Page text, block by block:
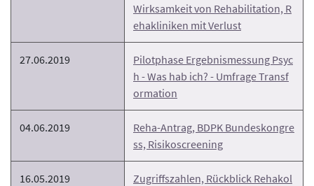
Wirksamkeit von Rehabilitation, R
ehakliniken mit Verlust
27.06.2019
Pilotphase Ergebnismessung Psyc
h - Was hab ich? - Umfrage Transf
ormation
04.06.2019
Reha-Antrag, BDPK Bundeskongre
ss, Risikoscreening
16.05.2019
Zugriffszahlen, Rückblick Rehakol